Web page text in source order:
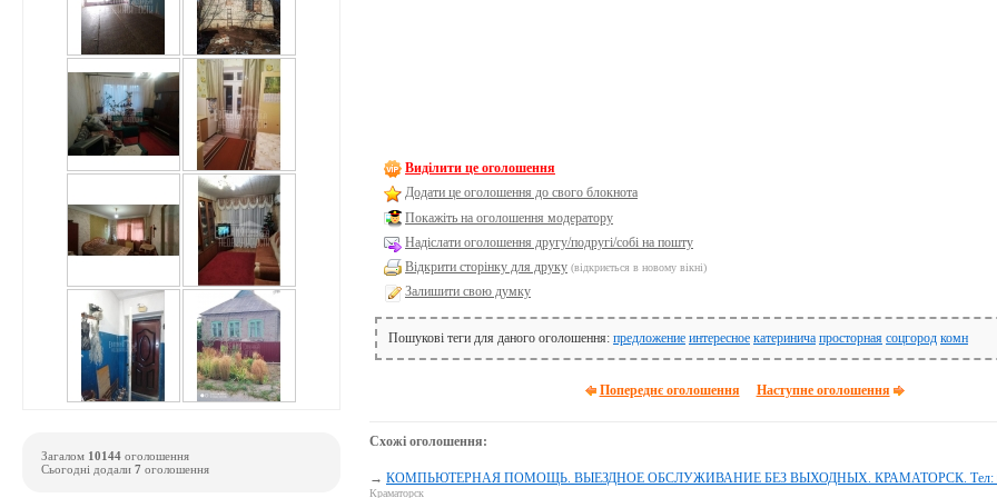
Виділити це оголошення
Додати це оголошення до свого блокнота
Покажіть на оголошення модератору
Надіслати оголошення другу/подругі/собі на пошту
Відкрити сторінку для друку (відкриється в новому вікні)
Залишити свою думку
Пошукові теги для даного оголошення: предложение интересное катеринича просторная соцгород комн
Попереднє оголошення Наступне оголошення
Схожі оголошення:
→ КОМПЬЮТЕРНАЯ ПОМОЩЬ. ВЫЕЗДНОЕ ОБСЛУЖИВАНИЕ БЕЗ ВЫХОДНЫХ. КРАМАТОРСК. Тел:
Краматорск
Загалом 10144 оголошення
Сьогодні додали 7 оголошення